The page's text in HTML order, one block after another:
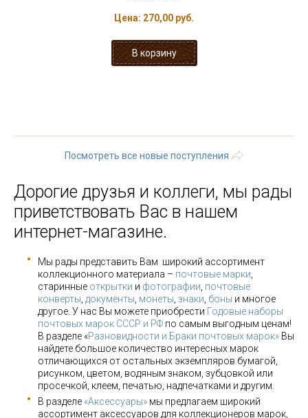
Цена: 270,00 руб.
Посмотреть все новые поступления
Дорогие друзья и коллеги, мы рады
приветствовать Вас в нашем
интернет-магазине.
Мы рады представить Вам широкий ассортимент
коллекционного материала – почтовые марки
старинные открытки и фотографии почтовые
конверты документы монеты знаки боны и многое
другое. У нас Вы можете приобрести Годовые наборы
почтовых марок СССР и РФ по самым выгодным ценам!
В разделе «Разновидности и Браки почтовых марок» Вы
найдете большое количество интересных марок
отличающихся от остальных экземпляров бумагой,
рисунком, цветом, водяным знаком, зубцовкой или
просечкой, клеем, печатью, надпечатками и другим.
В разделе «Аксессуары» мы предлагаем широкий
ассортимент аксессуаров для коллекционеров марок,